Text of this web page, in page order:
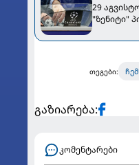
29
"ზენიტი"
თეგები:
გაზიარება:
კომენტარები